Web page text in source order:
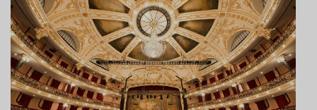
CARTÕES
PRODUTOS